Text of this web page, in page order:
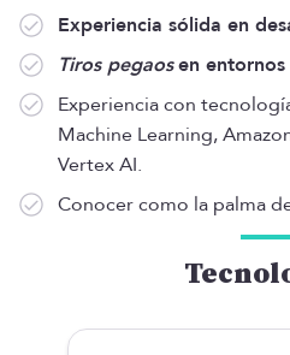
Experiencia sólida en
Tiros pegaosen
Experiencia con
Machine Learning,
Vertex AI.
Conocer como la palma